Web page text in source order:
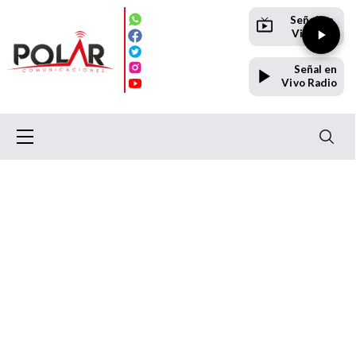
Señal en
Vivo TV
Señal en
Vivo Radio